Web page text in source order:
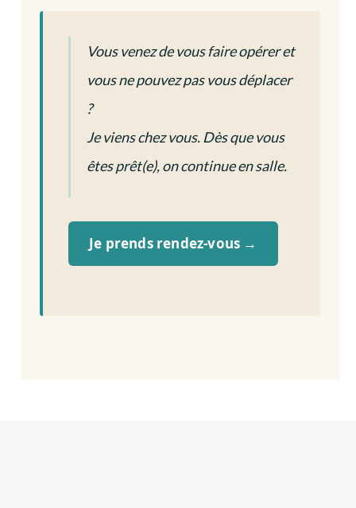
Vous venez de vous faire opérer et
vous ne pouvez pas vous déplacer
?
Je viens chez vous. Dès que vous
êtes prêt(e), on continue en salle.
Je prends rendez-vous →